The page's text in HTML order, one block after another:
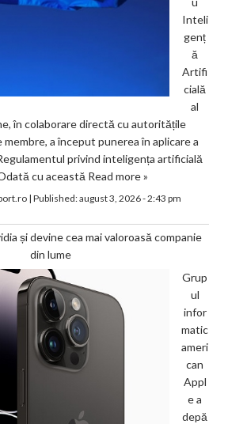
Inteli
genț
ă
Artifi
cială
al
în colaborare directă cu autoritățile
a început punerea în aplicare a
privind inteligența artificială
cu această Read more »
| Published:august 3, 2026 - 2:43 pm
și devine cea mai valoroasă companie
din lume
Grup
ul
infor
matic
ameri
can
Appl
e a
depă